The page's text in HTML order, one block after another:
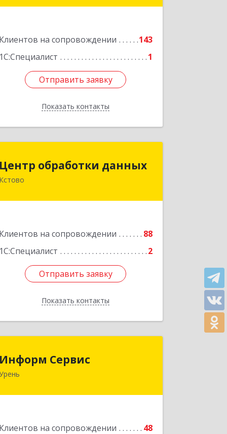
Клиентов на сопровождении
143
1С:Специалист
1
Отправить заявку
Показать контакты
Подробнее
Отправить заявку
Назад
Центр обработки данных
Кстово
Клиентов на сопровождении
88
1С:Специалист
2
Отправить заявку
Показать контакты
Центр обработки данных
607650, Нижегородская обл, Кстово г,
Отправить заявку
Назад
Информ Сервис
Клиентов на сопровождении 48
606800, Нижегородская обл, Уренский